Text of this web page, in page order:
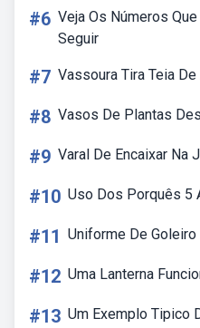
#6 Veja Os Números
Seguir
#7 Vassoura Tira Teia De
#8 Vasos De Plantas
#9 Varal De Encaixar Na
#10 Uso Dos Porquês 5
#11 Uniforme De
#12 Uma Lanterna
#13 Um Exemplo Tipico